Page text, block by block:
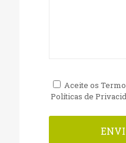
Aceite os
Políticas de